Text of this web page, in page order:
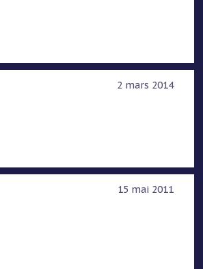
2 mars 2014
15 mai 2011